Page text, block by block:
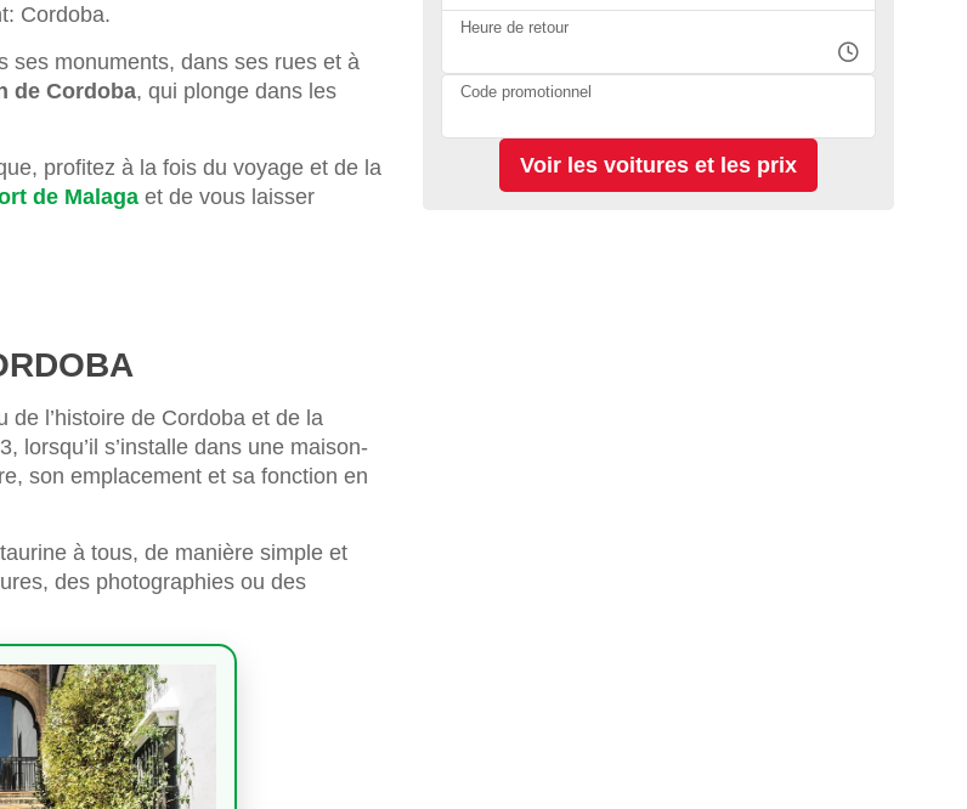
Cordoba.
ses monuments, dans ses rues et à
de Cordoba, qui plonge dans les
profitez à la fois du voyage et de la
de Malaga et de vous laisser
de l’histoire de Cordoba et de la
lorsqu’il s’installe dans une maison-
son emplacement et sa fonction en
à tous, de manière simple et
des photographies ou des
Heure de retour
Code promotionnel